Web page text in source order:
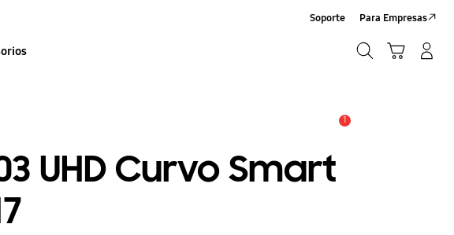
Soporte Para Empresas
1
UHD Curvo Smart